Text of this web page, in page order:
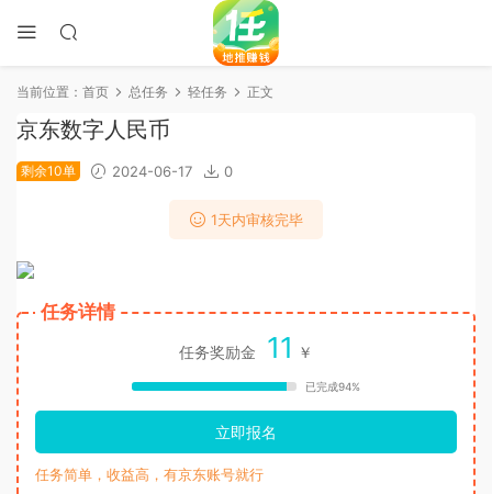
当前位置： 首页 总任务 轻任务 正文
京东数字人民币
剩余10单 2024-06-17 0
1天内审核完毕
任务详情
任务奖励金 11 ￥
已完成94%
立即报名
任务简单，收益高，有京东账号就行